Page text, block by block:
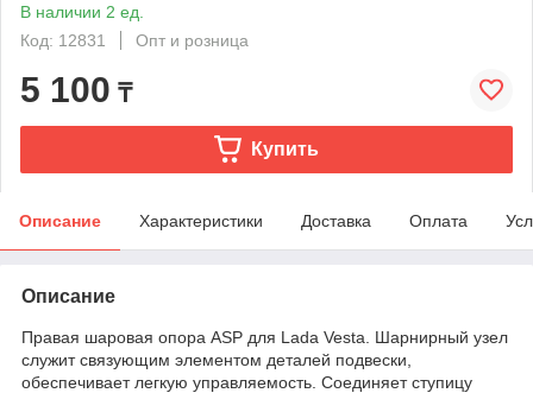
В наличии 2 ед.
Код: 12831
Опт и розница
5 100 ₸
Купить
Описание Характеристики Доставка Оплата
Описание
Правая шаровая опора ASP для Lada Vesta. Шарнирный узел
служит связующим элементом деталей подвески,
обеспечивает легкую управляемость. Соединяет ступицу